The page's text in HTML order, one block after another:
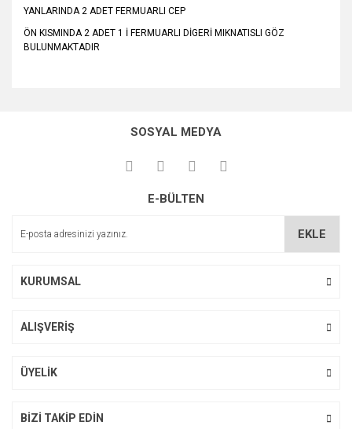
YANLARINDA 2 ADET FERMUARLI CEP
ÖN KISMINDA 2 ADET 1 İ FERMUARLI DİGERİ MIKNATISLI GÖZ
BULUNMAKTADIR
kullanarak tarafımıza iletebilirsiniz.
Görüş ve önerileriniz için teşekkür ederiz.
Ürün açıklamasında eksik bilgiler bulunuyor.
SOSYAL MEDYA
E-BÜLTEN
EKLE
KURUMSAL
ALIŞVERİŞ
ÜYELİK
BİZİ TAKİP EDİN